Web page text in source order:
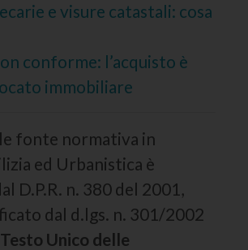
e visure catastali: cosa
conforme: l’acquisto è
immobiliare
fonte normativa in
ed Urbanistica è
D.P.R. n. 380 del 2001,
dal d.lgs. n. 301/2002
Testo Unico delle